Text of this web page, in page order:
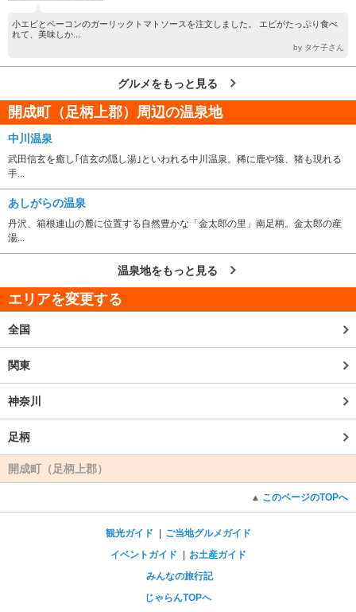
小エビとベーコンのガーリックトマトソースを注文しました。 エビがたっぷり食べ
れて、美味しか...
by タケ子さん
グルメをもっと見る
開成町（足柄上郡）周辺の温泉地
中川温泉
武田信玄を癒し｢信玄の隠し湯｣といわれる中川温泉。稀に鹿や猿、猪も現れる
手...
あしがらの温泉
丹沢、箱根連山の麓に位置する自然豊かな「金太郎の里」南足柄。金太郎の産
湯...
温泉地をもっと見る
エリアを変更する
全国
関東
神奈川
足柄
開成町（足柄上郡）
このページのTOPへ
観光ガイド
ご当地グルメガイド
イベントガイド
お土産ガイド
みんなの旅行記
じゃらんTOPへ